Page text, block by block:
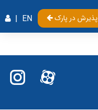
EN
| پذیرش در پارک